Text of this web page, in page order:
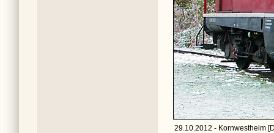
29.10.2012 - Kornwestheim